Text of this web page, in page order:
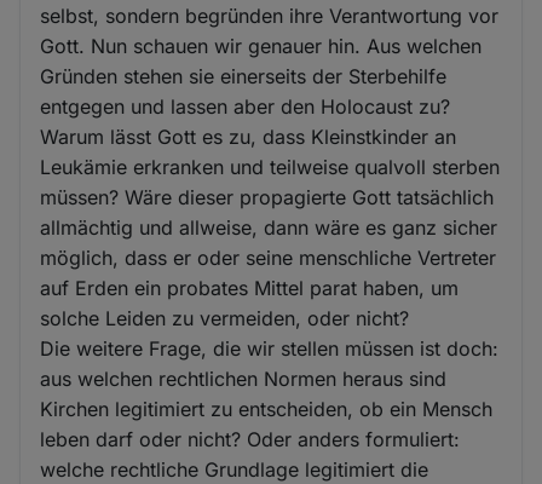
selbst, sondern begründen ihre Verantwortung vor
Gott. Nun schauen wir genauer hin. Aus welchen
Gründen stehen sie einerseits der Sterbehilfe
entgegen und lassen aber den Holocaust zu?
Warum lässt Gott es zu, dass Kleinstkinder an
Leukämie erkranken und teilweise qualvoll sterben
müssen? Wäre dieser propagierte Gott tatsächlich
allmächtig und allweise, dann wäre es ganz sicher
möglich, dass er oder seine menschliche Vertreter
auf Erden ein probates Mittel parat haben, um
solche Leiden zu vermeiden, oder nicht?
Die weitere Frage, die wir stellen müssen ist doch:
aus welchen rechtlichen Normen heraus sind
Kirchen legitimiert zu entscheiden, ob ein Mensch
leben darf oder nicht? Oder anders formuliert:
welche rechtliche Grundlage legitimiert die